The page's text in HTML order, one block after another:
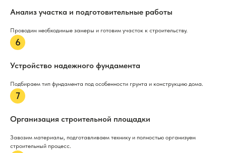
Анализ участка и подготовительные работы
Проводим необходимые замеры и готовим участок к строительству.
Устройство надежного фундамента
Подбираем тип фундамента под особенности грунта и конструкцию дома.
Организация строительной площадки
Завозим материалы, подготавливаем технику и полностью организуем
строительный процесс.